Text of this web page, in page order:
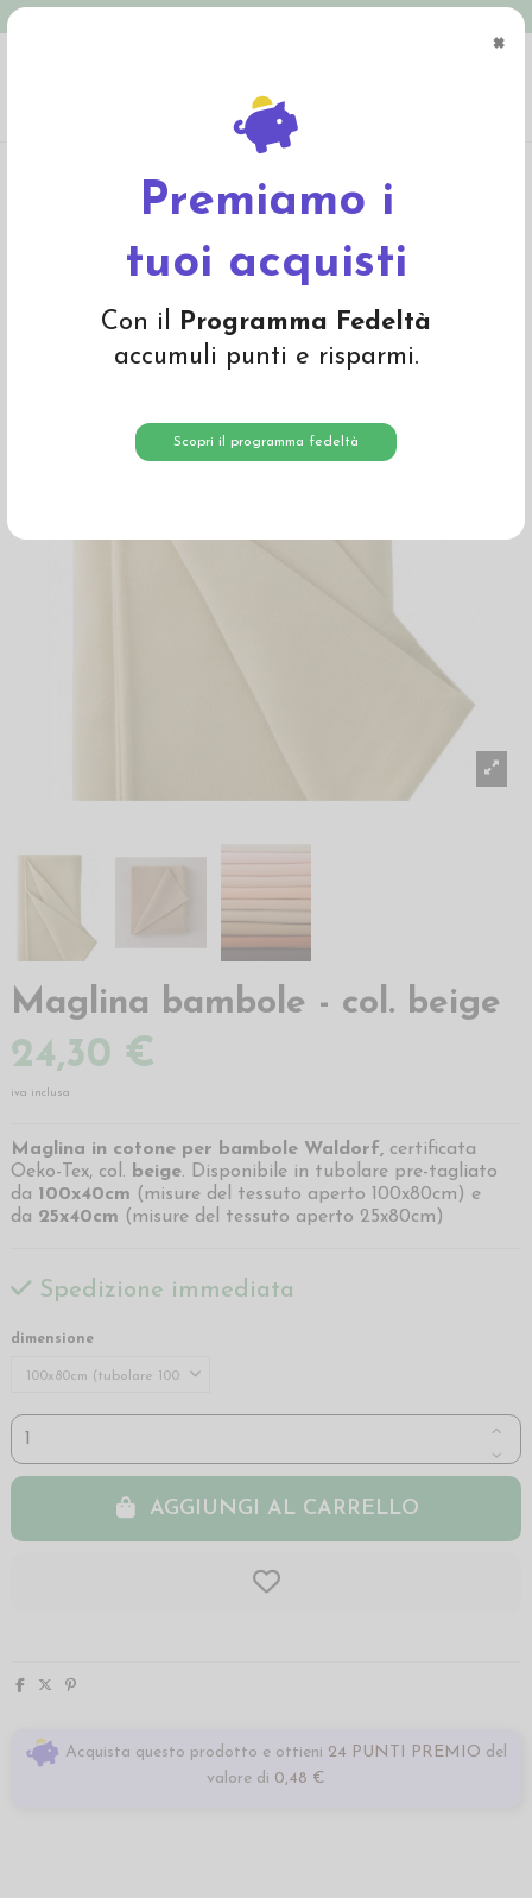
×
Premiamo i
tuoi acquisti
Con il Programma Fedeltà
accumuli punti e risparmi.
Scopri il programma fedeltà
Maglina bambole - col. beige
Maglina bambole - col. beige
24,30 €
iva inclusa
Maglina in cotone per bambole Waldorf, certificata
Oeko-Tex, col. beige. Disponibile in tubolare pre-tagliato
da 100x40cm (misure del tessuto aperto 100x80cm) e
da 25x40cm (misure del tessuto aperto 25x80cm)
Spedizione immediata
dimensione
AGGIUNGI AL CARRELLO
Acquista questo prodotto e ottieni 24 PUNTI PREMIO del
valore di 0,48 €